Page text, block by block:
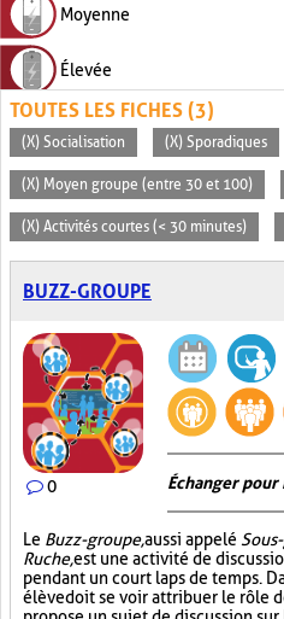
Moyenne
Élevée
TOUTES LES FICHES (3)
(X) Socialisation (X) Sporadiques
(X) Moyen groupe (entre 30 et 100)
(X) Activités courtes (< 30 minutes)
BUZZ-GROUPE
0 Échanger
Le Buzz-groupe,aussi appelé
Ruche,est une activité de
pendant un court laps de temps.
élève doit se voir attribuer le rôle